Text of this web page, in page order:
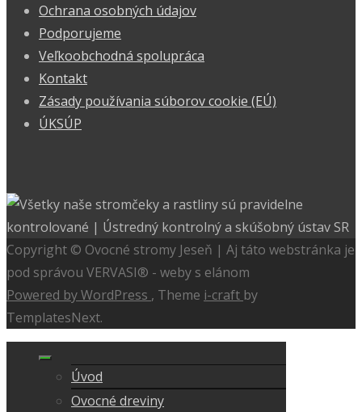
Ochrana osobných údajov
Podporujeme
Veľkoobchodná spolupráca
Kontakt
Zásady používania súborov cookie (EÚ)
ÚKSÚP
Copyright © Ovocné stromy Jeseň | Aj táto webstránka je
pod správou VERVASI® - weby s elánom
Powered by WordPress , Theme i-craft by
TemplatesNext.
Úvod
Ovocné dreviny